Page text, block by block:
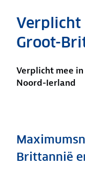
Verplicht
Groot-
Verplicht mee
Noord-Ierland
Brittannië